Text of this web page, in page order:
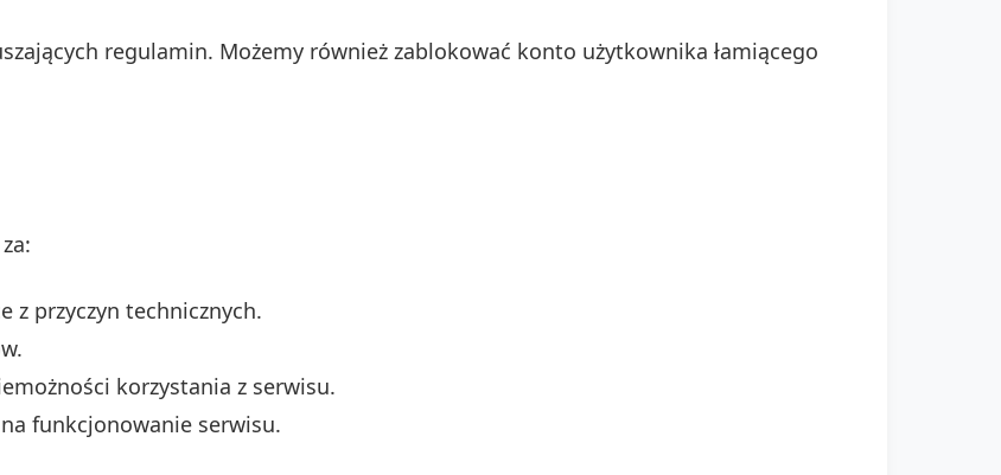
regulamin. Możemy również zablokować konto użytkownika łamiącego
z przyczyn technicznych.
korzystania z serwisu.
funkcjonowanie serwisu.